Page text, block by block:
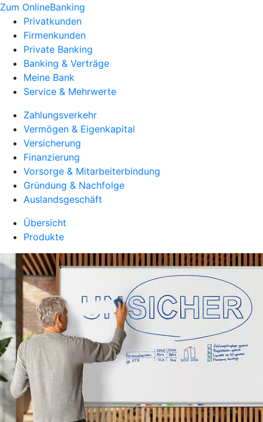
Zum OnlineBanking
Privatkunden
Firmenkunden
Private Banking
Banking & Verträge
Meine Bank
Service & Mehrwerte
Zahlungsverkehr
Vermögen & Eigenkapital
Versicherung
Finanzierung
Vorsorge & Mitarbeiterbindung
Gründung & Nachfolge
Auslandsgeschäft
Übersicht
Produkte